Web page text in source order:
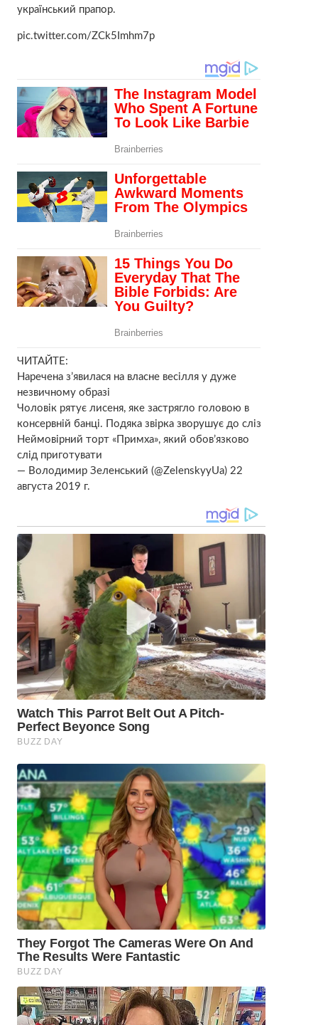
український прапор.
pic.twitter.com/ZCk5Imhm7p
ЧИТАЙТЕ:
Наречена з’явилася на власне весілля у дуже
незвичному образі
Чоловік рятує лисеня, яке застрягло головою в
консервній банці. Подяка звірка зворушує до сліз
Неймовірний торт «Примха», який обов’язково
слід приготувати
— Володимир Зеленський (@ZelenskyyUa) 22
августа 2019 г.